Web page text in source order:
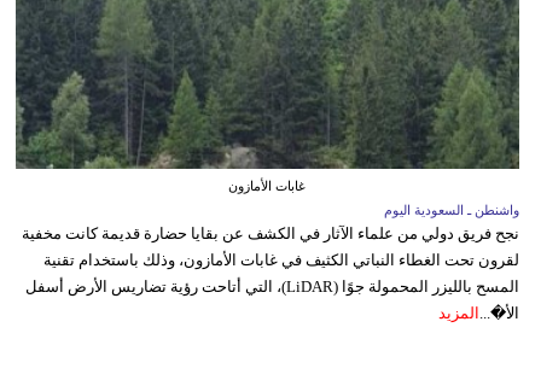
غابات الأمازون
واشنطن ـ السعودية اليوم
نجح فريق دولي من علماء الآثار في الكشف عن بقايا حضارة قديمة كانت مخفية
لقرون تحت الغطاء النباتي الكثيف في غابات الأمازون، وذلك باستخدام تقنية
المسح بالليزر المحمولة جوًا (LiDAR)، التي أتاحت رؤية تضاريس الأرض أسفل
الأ�... المزيد